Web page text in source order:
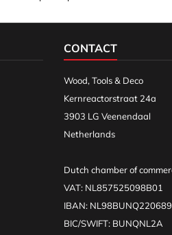
CONTACT
Wood, Tools & Deco
Kernreactorstraat 24a
3903 LG Veenendaal
Netherlands
Dutch chamber of
VAT: NL857525098B01
IBAN:
BIC/SWIFT: BUNQNL2A